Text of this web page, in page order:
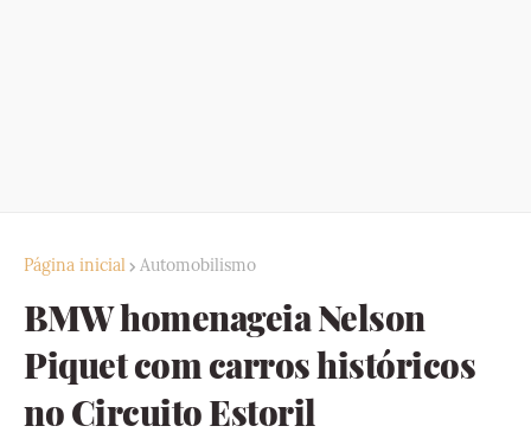
Página inicial Automobilismo
BMW homenageia Nelson
Piquet com carros históricos
no Circuito Estoril